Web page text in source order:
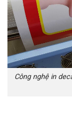
Công nghệ in